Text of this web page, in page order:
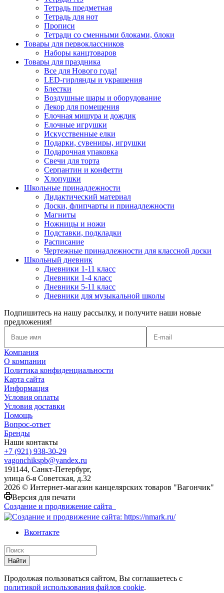
Тетрадь предметная
Тетрадь для нот
Прописи
Тетради со сменными блоками, блоки
Товары для первоклассников
Наборы канцтоваров
Товары для праздника
Все для Нового года!
LED-гирлянды и украшения
Блестки
Воздушные шары и оборудование
Декор для помещения
Елочная мишура и дождик
Елочные игрушки
Искусственные елки
Подарки, сувениры, игрушки
Подарочная упаковка
Свечи для торта
Серпантин и конфетти
Хлопушки
Школьные принадлежности
Дидактический материал
Доски, флипчарты и принадлежности
Магниты
Ножницы и ножи
Подставки, подкладки
Расписание
Чертежные принадлежности для классной доски
Школьный дневник
Дневники 1-11 класс
Дневники 1-4 класс
Дневники 5-11 класс
Дневники для музыкальной школы
Подпишитесь на нашу рассылку, и получите наши новые
предложения!
Компания
О компании
Политика конфиденциальности
Карта сайта
Информация
Условия оплаты
Условия доставки
Помощь
Вопрос-ответ
Бренды
Наши контакты
+7 (921) 938-30-29
vagonchikspb@yandex.ru
191144, Санкт-Петербург,
улица 6-я Советская, д.32
2026 © Интернет-магазин канцелярских товаров "Вагончик"
Версия для печати
Создание и продвижение сайта
Вконтакте
Найти
Продолжая пользоваться сайтом, Вы соглашаетесь с
политикой использования файлов cookie.